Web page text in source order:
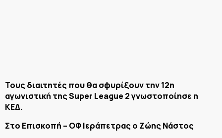
Τους διαιτητές που θα σφυρίξουν την 12η
αγωνιστική τηςSuper League 2 γνωστοποίησε η
ΚΕΔ.
Στο Επισκοπή – ΟΦ Ιεράπετρας ο Ζώης Νάστος